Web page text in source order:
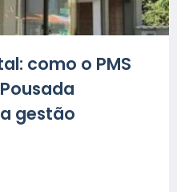
como o PMS
gestão